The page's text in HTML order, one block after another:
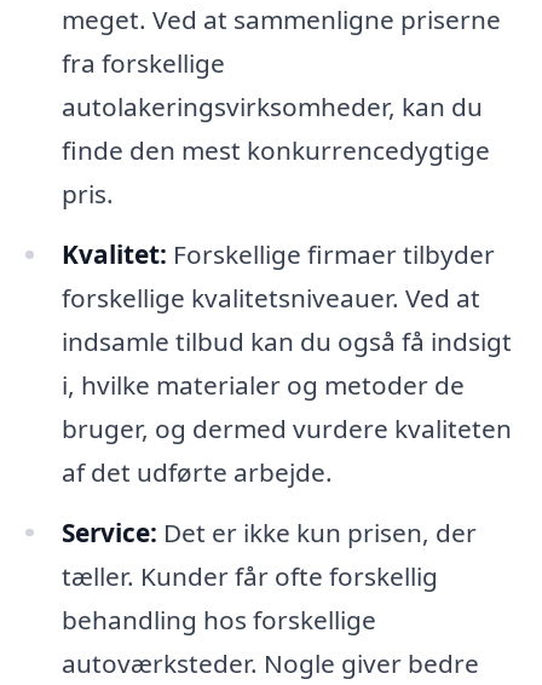
meget. Ved at sammenligne priserne
fra forskellige
autolakeringsvirksomheder, kan du
finde den mest konkurrencedygtige
pris.
Kvalitet: Forskellige firmaer tilbyder
forskellige kvalitetsniveauer. Ved at
indsamle tilbud kan du også få indsigt
i, hvilke materialer og metoder de
bruger, og dermed vurdere kvaliteten
af det udførte arbejde.
Service: Det er ikke kun prisen, der
tæller. Kunder får ofte forskellig
behandling hos forskellige
autoværksteder. Nogle giver bedre